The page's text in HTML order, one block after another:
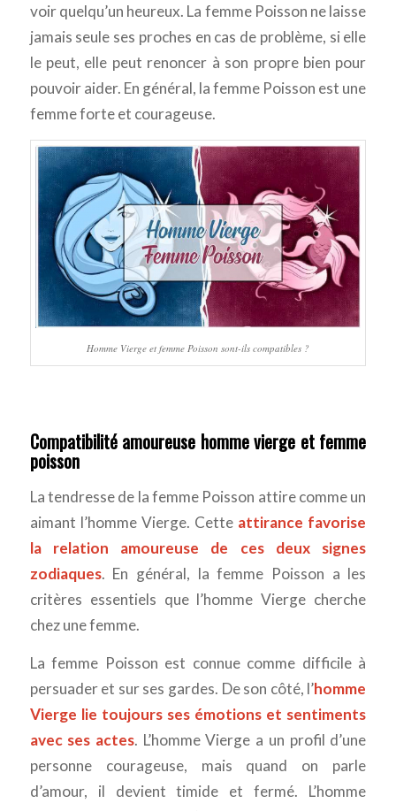
voir quelqu’un heureux. La femme Poisson ne laisse
jamais seule ses proches en cas de problème, si elle
le peut, elle peut renoncer à son propre bien pour
pouvoir aider. En général, la femme Poisson est une
femme forte et courageuse.
Homme Vierge et femme Poisson sont-ils compatibles ?
Compatibilité amoureuse homme vierge et femme
poisson
La tendresse de la femme Poisson attire comme un
aimant l’homme Vierge. Cette attirance favorise
la relation amoureuse de ces deux signes
zodiaques. En général, la femme Poisson a les
critères essentiels que l’homme Vierge cherche
chez une femme.
La femme Poisson est connue comme difficile à
persuader et sur ses gardes. De son côté, l’homme
Vierge lie toujours ses émotions et sentiments
avec ses actes. L’homme Vierge a un profil d’une
personne courageuse, mais quand on parle
d’amour, il devient timide et fermé. L’homme